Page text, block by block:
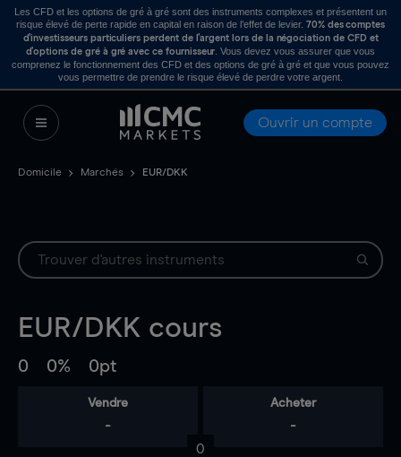
Les CFD et les options de gré à gré sont des instruments complexes et présentent un
risque élevé de perte rapide en capital en raison de l’effet de levier. 70% des comptes
d’investisseurs particuliers perdent de l’argent lors de la négociation de CFD et
d’options de gré à gré avec ce fournisseur . Vous devez vous assurer que vous
comprenez le fonctionnement des CFD et des options de gré à gré et que vous pouvez
vous permettre de prendre le risque élevé de perdre votre argent.
Ouvrir un compte
Domicile Marchés EUR/DKK
EUR/DKK cours
0 0% 0pt
Vendre
-
Acheter
-
0